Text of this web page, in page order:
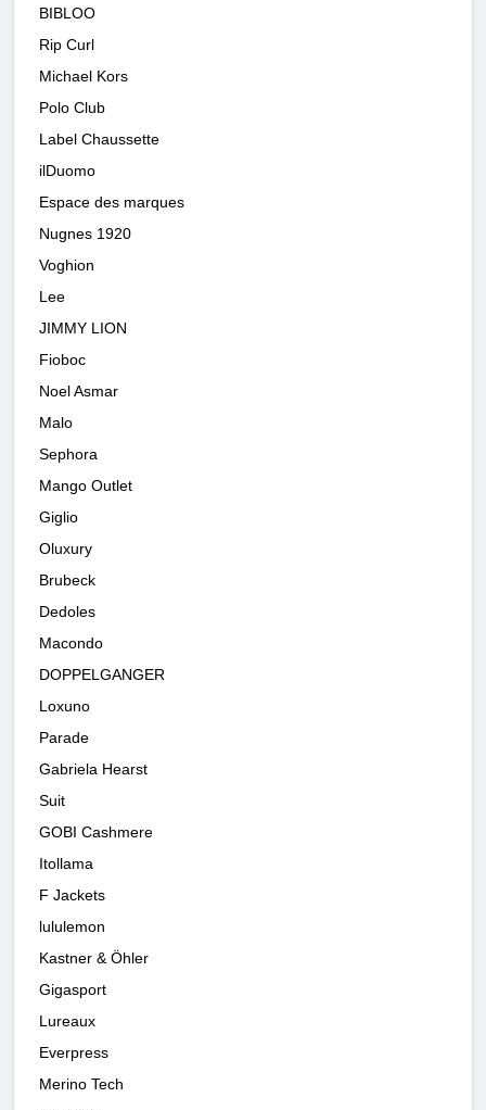
BIBLOO
Rip Curl
Michael Kors
Polo Club
Label Chaussette
ilDuomo
Espace des marques
Nugnes 1920
Voghion
Lee
JIMMY LION
Fioboc
Noel Asmar
Malo
Sephora
Mango Outlet
Giglio
Oluxury
Brubeck
Dedoles
Macondo
DOPPELGANGER
Loxuno
Parade
Gabriela Hearst
Suit
GOBI Cashmere
Itollama
F Jackets
lululemon
Kastner & Öhler
Gigasport
Lureaux
Everpress
Merino Tech